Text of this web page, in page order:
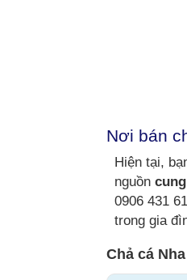
Nơi bán
Hiện tại,
nguồn
0906 431
trong gia
Chả cá